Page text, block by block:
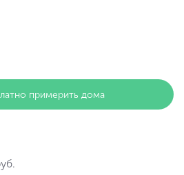
примерить дома